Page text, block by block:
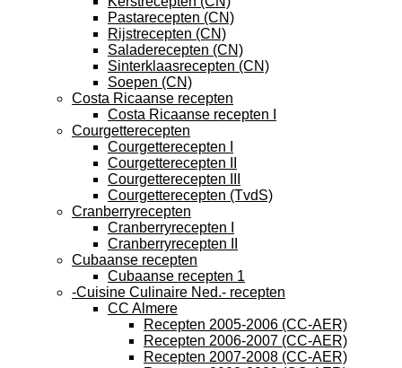
Pastarecepten (CN)
Rijstrecepten (CN)
Saladerecepten (CN)
Sinterklaasrecepten (CN)
Soepen (CN)
Costa Ricaanse recepten
Costa Ricaanse recepten I
Courgetterecepten
Courgetterecepten I
Courgetterecepten II
Courgetterecepten III
Courgetterecepten (TvdS)
Cranberryrecepten
Cranberryrecepten I
Cranberryrecepten II
Cubaanse recepten
Cubaanse recepten 1
-Cuisine Culinaire Ned.- recepten
CC Almere
Recepten 2005-2006 (CC-AER)
Recepten 2006-2007 (CC-AER)
Recepten 2007-2008 (CC-AER)